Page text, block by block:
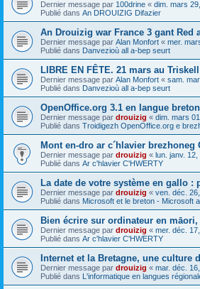
Dernier message par 100drine « dim. mars
Publié dans An DROUIZIG Difazier
An Drouizig war France 3 gant Red
Dernier message par Alan Monfort « mer.
Publié dans Danvezioù all a-bep seurt
LIBRE EN FÊTE. 21 mars au
Dernier message par Alan Monfort « sam.
Publié dans Danvezioù all a-bep seurt
OpenOffice.org 3.1 en langue
Dernier message par drouizig « dim. mars
Publié dans Troidigezh OpenOffice.org e
Mont en-dro ar c´hlavier brezhoneg
Dernier message par drouizig « lun. janv.
Publié dans Ar c'hlavier C'HWERTY
La date de votre système en gallo :
Dernier message par drouizig « ven. déc.
Publié dans Microsoft et le breton - Microsoft
Bien écrire sur ordinateur en
Dernier message par drouizig « mer. déc.
Publié dans Ar c'hlavier C'HWERTY
Internet et la Bretagne, une culture
Dernier message par drouizig « mar. déc.
Publié dans L'informatique en langues